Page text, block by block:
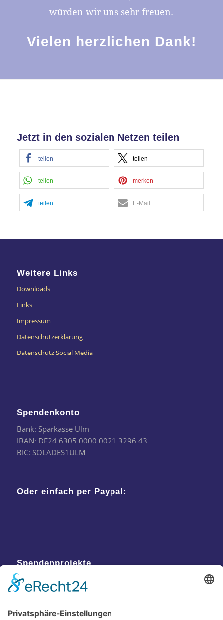
würden wir uns sehr freuen.
Vielen herzlichen Dank!
Jetzt in den sozialen Netzen teilen
teilen teilen
teilen merken
teilen E-Mail
Weitere Links
Downloads
Links
Impressum
Datenschutzerklärung
Datenschutz Social Media
Spendenkonto
Bank: Sparkasse Ulm
IBAN: DE24 6305 0000 0021 3296 43
BIC: SOLADES1ULM
Oder einfach per Paypal:
Spendenprojekte